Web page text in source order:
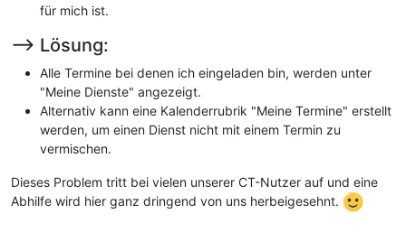
für mich ist.
--> Lösung:
Alle Termine bei denen ich eingeladen bin, werden unter
"Meine Dienste" angezeigt.
Alternativ kann eine Kalenderrubrik "Meine Termine" erstellt
werden, um einen Dienst nicht mit einem Termin zu
vermischen.
Dieses Problem tritt bei vielen unserer CT-Nutzer auf und eine
Abhilfe wird hier ganz dringend von uns herbeigesehnt.